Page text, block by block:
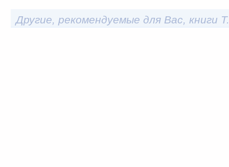
Другие, рекомендуемые для Вас, книги